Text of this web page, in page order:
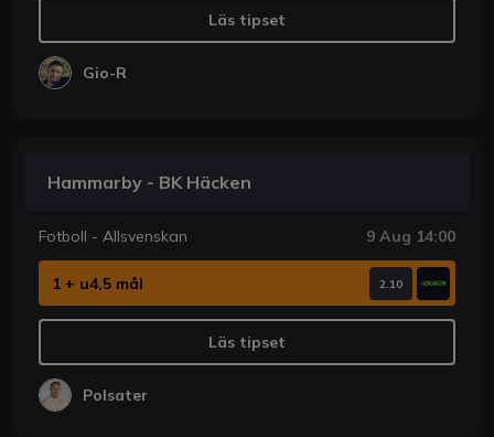
Läs tipset
Gio-R
Hammarby - BK Häcken
Fotboll - Allsvenskan 9 Aug 14:00
1 + u4,5 mål 2.10
Läs tipset
Polsater